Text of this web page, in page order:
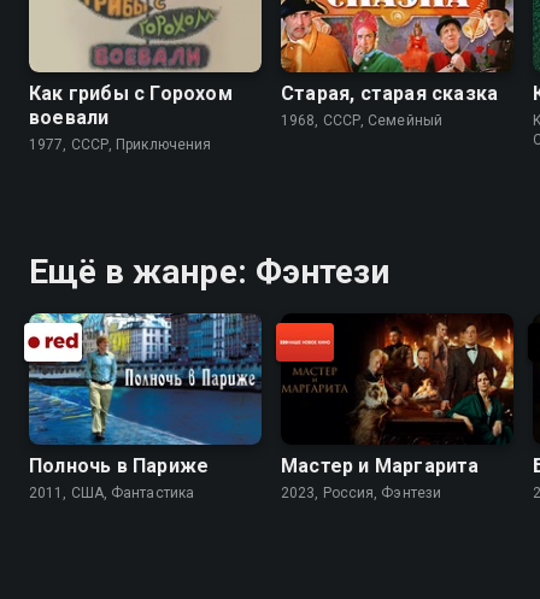
Как грибы с Горохом
воевали
1977, СССР, Приключения
Старая, старая сказка
1968, СССР, Cемейный
Ещё в жанре: Фэнтези
Полночь в Париже
2011, США, Фантастика
Мастер и Маргарита
2023, Россия, Фэнтези